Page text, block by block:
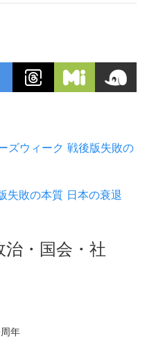
ズウィーク 戦後版失敗の
失敗の本質 日本の衰退
治・国会・社
年